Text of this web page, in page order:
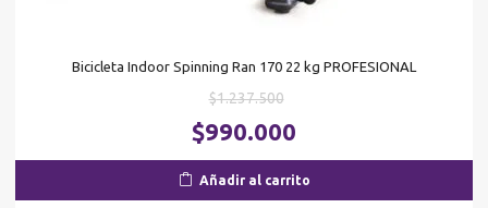
Bicicleta Indoor Spinning Ran 170 22 kg PROFESIONAL
$1.237.500El
precio
original
era:
$1.237.500.
$990.000
Añadir al carrito